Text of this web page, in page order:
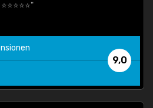
9,0